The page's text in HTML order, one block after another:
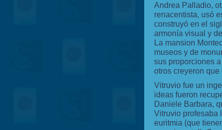
Andrea Palladio,
renacentista, usó
construyó en el
armonía visual y
La mansion
museos y de
sus proporciones
otros creyeron
Vitruvio fue un
ideas fueron
Daniele Barbara,
Vitruvio profesaba
euritmia (que